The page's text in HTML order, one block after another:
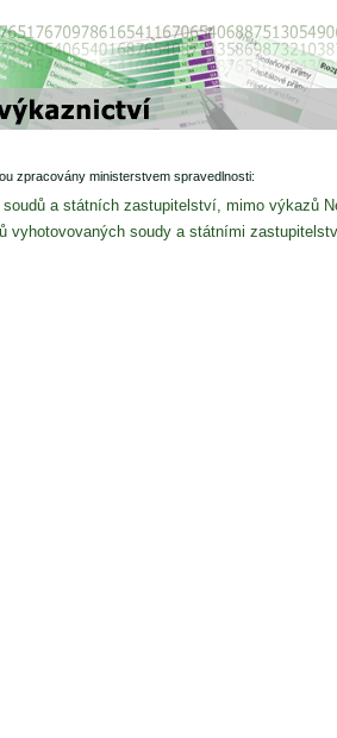
zpracovány ministerstvem spravedlnosti:
a státních zastupitelství, mimo výkazů
vyhotovovaných soudy a státními